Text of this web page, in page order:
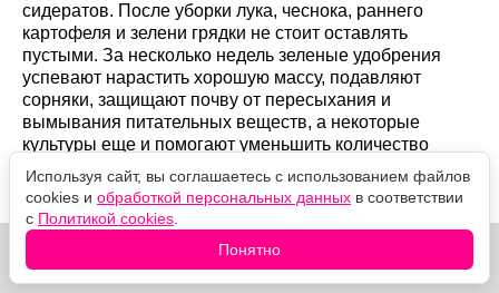
сидератов. После уборки лука, чеснока, раннего
картофеля и зелени грядки не стоит оставлять
пустыми. За несколько недель зеленые удобрения
успевают нарастить хорошую массу, подавляют
сорняки, защищают почву от пересыхания и
вымывания питательных веществ, а некоторые
культуры еще и помогают уменьшить количество
почвенных вредителей и возбудителей болезней.
Главное — выбрать сидерат под конкретную задачу.
Используя сайт, вы соглашаетесь с использованием файлов
cookies и обработкой персональных данных в соответствии
с Политикой cookies
Понятно